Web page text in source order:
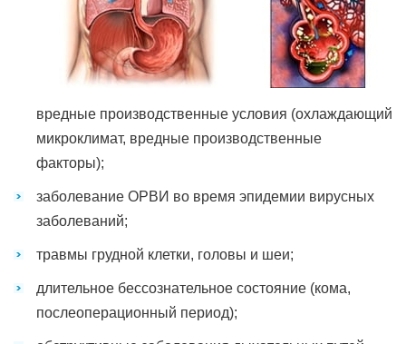
вредные производственные условия (охлаждающий
микроклимат, вредные производственные
факторы);
заболевание ОРВИ во время эпидемии вирусных
заболеваний;
травмы грудной клетки, головы и шеи;
длительное бессознательное состояние (кома,
послеоперационный период);